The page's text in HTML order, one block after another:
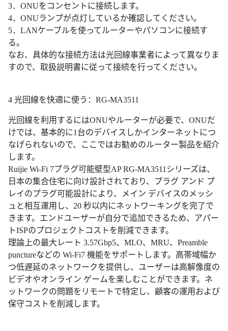
3．ONUをコンセントに接続します。
4．ONUランプが点灯しているか確認してください。
5．LANケーブルを使ってルーターやパソコンに接続す
る。
なお、具体的な接続方法は光回線事業者によって異なりま
すので、取扱説明書に従って接続を行ってください。
4 光回線を快適に使う：RG-MA3511
光回線を利用するにはONUやルーターが必要で、ONUだ
けでは、基本的に1台のデバイスしかインターネットにつ
なげられないので、ここではお勧めのルーター製品を紹介
します。
Ruijie Wi-Fi 7プラグ可能壁型AP RG-MA3511シリーズは、
日本の集合住宅に向け設計されており、プラグ アンド プ
レイのプラグ可能設計により、メイン デバイスのメッシ
ュと相互運用し、20 秒以内にネットワーキングを完了で
きます。エンドユーザーが自分で追加できるため、アパー
トISPのプロジェクトコストを削減できます。
理論上の最大レート 3.57Gbp5、MLO、MRU、Preamble
punctureなどの Wi-Fi7 機能をサポートします。高帯域幅か
つ低遅延のネットワークを提供し、ユーザーは高解像度の
ビデオやオンライン ゲームを楽しむことができます。ネ
ットワークの問題をリモートで特定し、顧客の運用および
保守コストを削減します。